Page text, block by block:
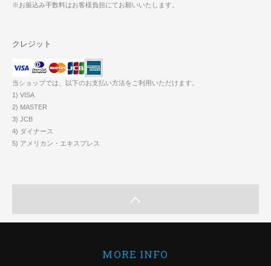
※お振込み手数料はお客様負担にてお願いいたします。
クレジット
当ショップでは、以下のお支払い方法をご利用いただけます。
1) VISA
2) MASTER
3) JCB
4) ダイナース
5) アメリカン・エキスプレス
MORE INFO